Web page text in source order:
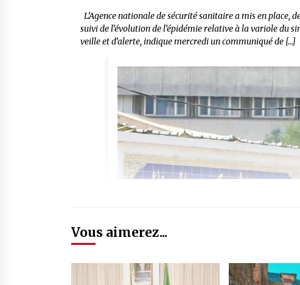
L’Agence nationale de sécurité sanitaire a mis en
suivi de l’évolution de l’épidémie relative à la variole du
veille et d’alerte, indique mercredi un communiqué de […]
Vous aimerez...